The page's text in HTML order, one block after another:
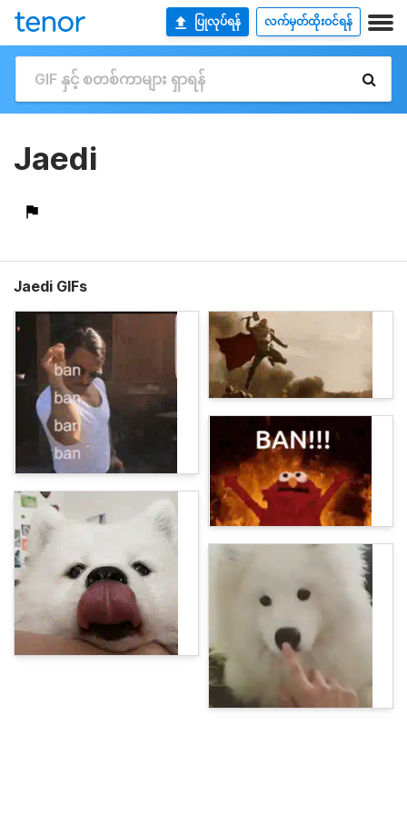
ပြုလုပ်ရန် လက်မှတ်ထိုးဝင်ရန်
Jaedi
Jaedi GIFs